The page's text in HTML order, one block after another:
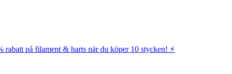
rabatt på filament & harts när du köper 10 stycken! ⚡️